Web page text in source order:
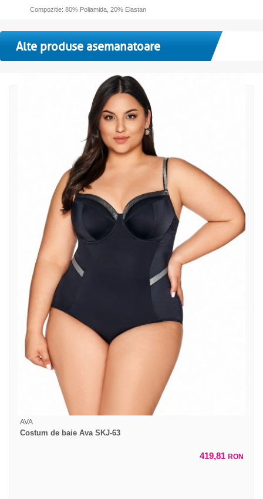
Compozitie: 80% Poliamida, 20% Elastan
Alte produse asemanatoare
AVA
Costum de baie Ava SKJ-63
419,81 RON